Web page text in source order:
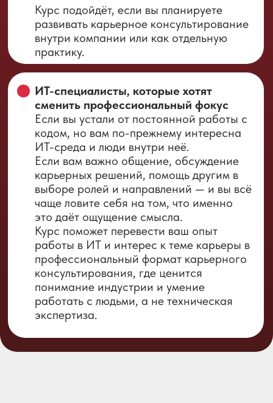
Возможность работать сразу после
обучения. Благодаря готовым
методологиям и шаблонам вы сможете
начать сопровождать своих первых ИТ-
клиентов
типах ИТ-компаний, карьерных треках и
специфичных для рынка запросах — от
выгорания до перехода в менеджмент
МЫ НЕ ПРОСТО ДАЕМ
ТЕОРИЮ. МЫ ДАЕМ
ВСЕ, ЧТОБЫ ВЫ
НАЧАЛИ
ПРАКТИКОВАТЬ УЖЕ
ВО ВРЕМЯ ОБУЧЕНИЯ